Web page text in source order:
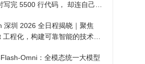
写完 5500 行代码， 却连自己写
深圳 2026 全日程揭晓｜聚焦
工程化，构建可靠智能的技术路
Omni：全模态统一大模型